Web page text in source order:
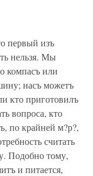
первый изъ
нельзя. Мы
компасъ или
насъ можетъ
кто приготовилъ
вопроса, кто
по крайней м?р?,
считать
Подобно тому,
и питается,